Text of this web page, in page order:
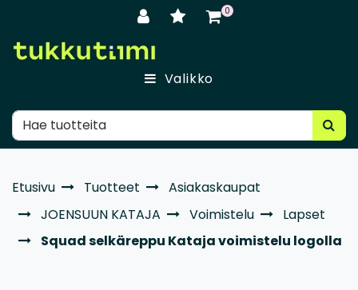
0
Valikko
Etusivu Tuotteet
Asiakaskaupat
JOENSUUN KATAJA
Voimistelu
Lapset
Squad selkäreppu Kataja voimistelu logolla